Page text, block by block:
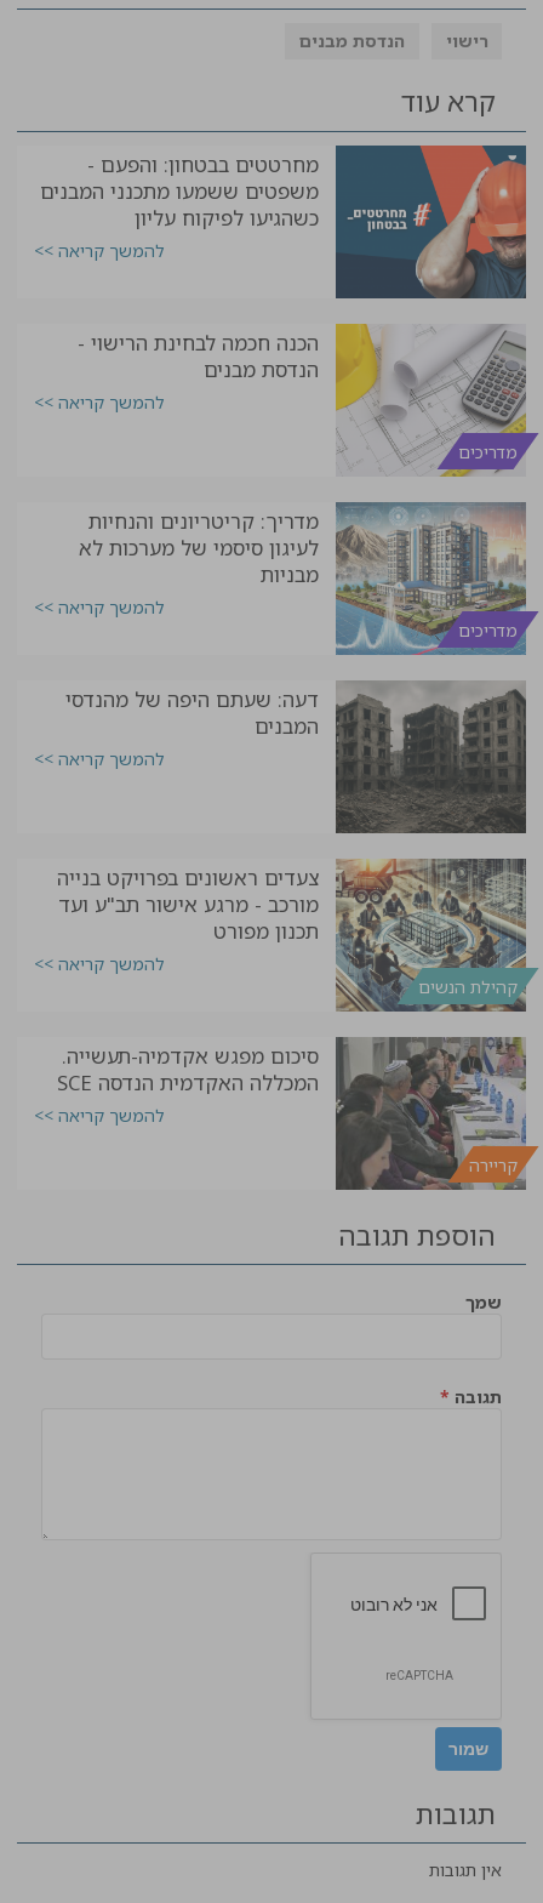
רישוי הנדסת מבנים
קרא עוד
מחרטטים בבטחון: והפעם -
משפטים ששמעו מתכנני המבנים
כשהגיעו לפיקוח עליון
להמשך קריאה >>
מדריכים
הכנה חכמה לבחינת הרישוי -
הנדסת מבנים
להמשך קריאה >>
מדריכים
מדריך: קריטריונים והנחיות
לעיגון סיסמי של מערכות לא
מבניות
להמשך קריאה >>
דעה: שעתם היפה של מהנדסי
המבנים
להמשך קריאה >>
קהילת הנשים
צעדים ראשונים בפרויקט בנייה
מורכב - מרגע אישור תב"ע ועד
תכנון מפורט
להמשך קריאה >>
קריירה
סיכום מפגש אקדמיה-תעשייה.
המכללה האקדמית הנדסה SCE
להמשך קריאה >>
הוספת תגובה
שמך
תגובה *
תגובות
אין תגובות